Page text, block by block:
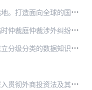
持高水平运行北京国际商事纠纷一站式多元解纷中心，打造国际商事纠…
业调解前置机制。鼓励外籍及港澳台调解员参与涉外纠纷解决。支持仲裁…
与并推动标准必要专利国际知识产权规则研究与完善。开展地理标志专…
安全审查、文化产品进口内容审查、反垄断审查等各项管理措施，强化风…